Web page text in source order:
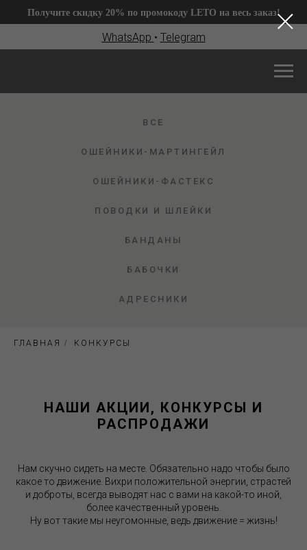
Получите скидку 20% по промокоду LETO на весь заказ!
WhatsApp • Telegram
ВСЕ
ОШЕЙНИКИ-МАРТИНГЕЙЛ
ОШЕЙНИКИ-ФАСТЕКС
ПОВОДКИ И ШЛЕЙКИ
БАНДАНЫ
БАБОЧКИ
АДРЕСНИКИ
ГЛАВНАЯ / КОНКУРСЫ
НАШИ АКЦИИ, КОНКУРСЫ И
РАСПРОДАЖИ
Нам скучно сидеть на месте. Обязательно надо чтобы было
какое то движение. Вихри положительной энергии, страстей
и доброты, всегда выводят нас с вами на какой-то иной,
более качественный уровень.
Ну вот такие мы неугомонные, ведь движение = жизнь!